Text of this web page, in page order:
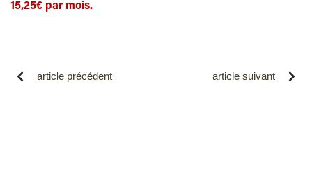
15,25€ par mois.
article précédent article suivant